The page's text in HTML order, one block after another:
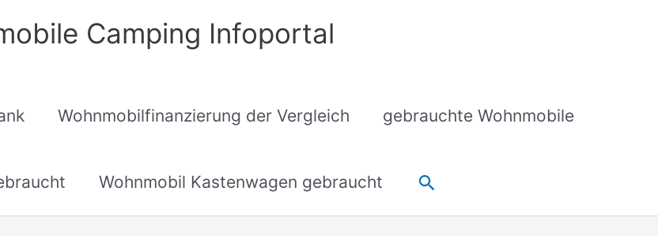
Camping Infoportal
Wohnmobilfinanzierung der Vergleich gebrauchte Wohnmobile
Wohnmobil Kastenwagen gebraucht Suchen